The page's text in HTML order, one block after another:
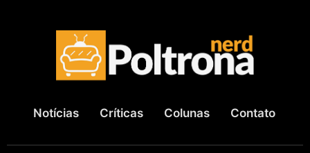
Notícias Críticas Colunas Contato